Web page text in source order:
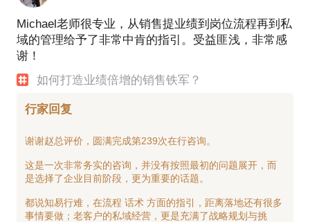
Michael老师很专业，从销售提业绩到岗位流程再到私
域的管理给予了非常中肯的指引。受益匪浅，非常感
谢！
如何打造业绩倍增的销售铁军？
行家回复
谢谢赵总评价，圆满完成第239次在行咨询。
这是一次非常务实的咨询，并没有按照最初的问题展开，而
是选择了企业目前阶段，更为重要的话题。
都说知易行难，在流程 话术 方面的指引，距离落地还有很多
事情要做；老客户的私域经营，更是充满了战略规划与挑